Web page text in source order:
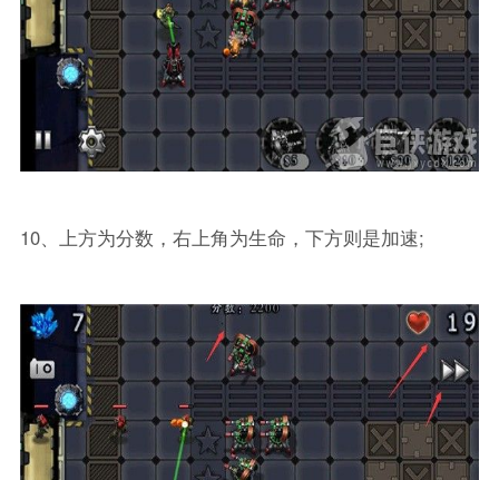
10、上方为分数，右上角为生命，下方则是加速;